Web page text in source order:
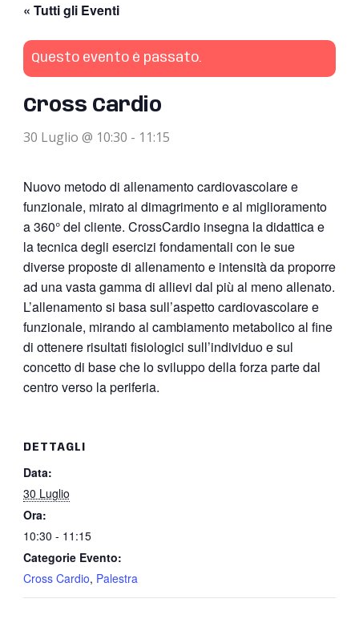
« Tutti gli Eventi
Questo evento è passato.
Cross Cardio
30 Luglio @ 10:30 - 11:15
Nuovo metodo di allenamento cardiovascolare e
funzionale, mirato al dimagrimento e al miglioramento
a 360° del cliente. CrossCardio insegna la didattica e
la tecnica degli esercizi fondamentali con le sue
diverse proposte di allenamento e intensità da proporre
ad una vasta gamma di allievi dal più al meno allenato.
L’allenamento si basa sull’aspetto cardiovascolare e
funzionale, mirando al cambiamento metabolico al fine
di ottenere risultati fisiologici sull’individuo e sul
concetto di base che lo sviluppo della forza parte dal
centro verso la periferia.
DETTAGLI
Data:
30 Luglio
Ora:
10:30 - 11:15
Categorie Evento:
Cross Cardio, Palestra